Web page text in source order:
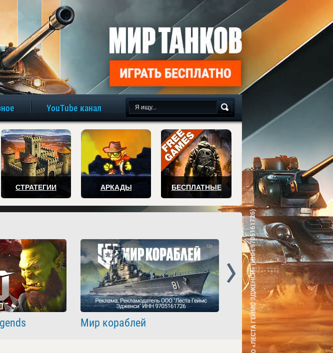
игры онлайн бесплатно
YouTube канал
СТРАТЕГИИ АРКАДЫ БЕСПЛАТНЫЕ
Мир кораблей Crossout
Next